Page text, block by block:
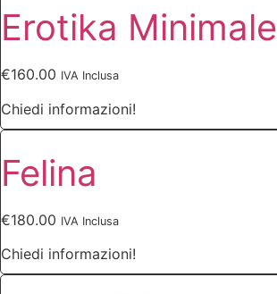
Erotika Minimale
€160.00 IVA Inclusa
Chiedi informazioni!
Felina
€180.00 IVA Inclusa
Chiedi informazioni!